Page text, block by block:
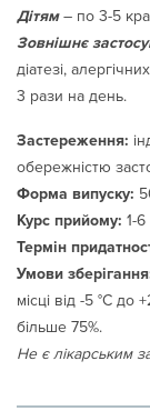
Дітям– по 3-5
Зовнішнє
діатезі,
3 рази на день.
Застереження:
обережністю
Форма випуску:
Курс прийому: 1-6
Термін
Умови
місці від -5 °С до
більше 75%.
Не є лікарським